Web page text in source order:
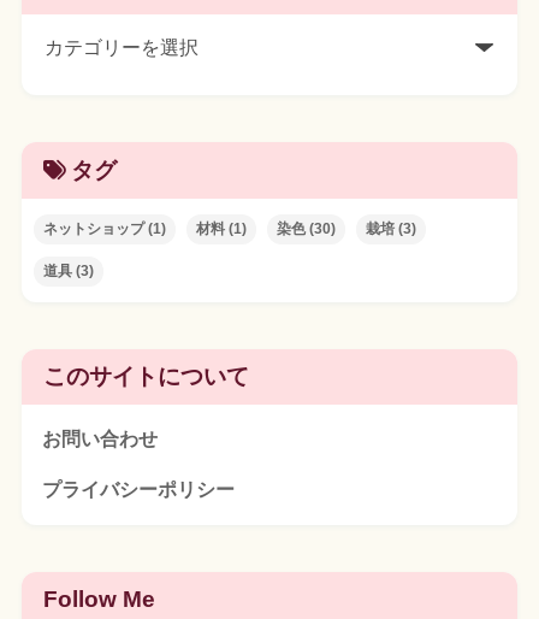
タグ
ネットショップ(1) 材料(1) 染色(30) 栽培(3)
道具(3)
このサイトについて
お問い合わせ
プライバシーポリシー
Follow Me